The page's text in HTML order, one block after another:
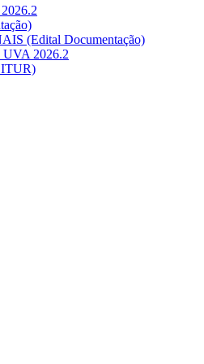
(Edital Documentação)
UVA 2026.2